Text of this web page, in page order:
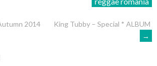
2014
King Tubby – Special * ALBUM
→